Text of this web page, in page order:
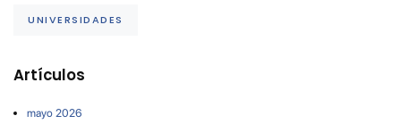
UNIVERSIDADES
Artículos
mayo 2026